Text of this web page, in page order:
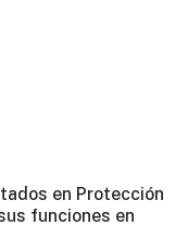
en Protección
funciones en